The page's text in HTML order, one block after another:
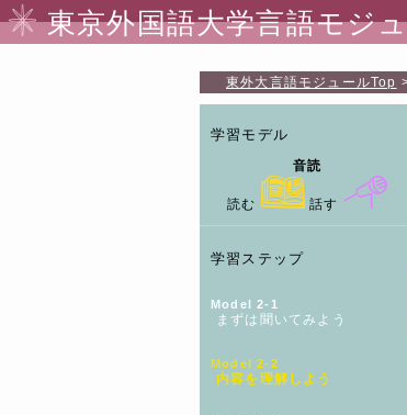
東京外国語大学言語モジ
東外大言語モジュールTop
学習モデル
音読
読む 話す
学習ステップ
Model 2-1
まずは聞いてみよう
Model 2-2
内容を理解しよう